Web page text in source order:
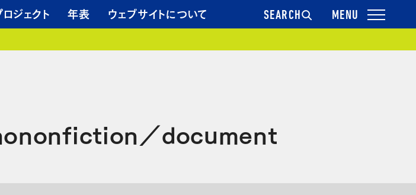
ジェクト 年表 ウェブサイトについて SEARCH
／document